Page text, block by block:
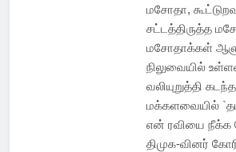
மசோதா,
சட்டத்திருத்த
மசோதாக்கள்
நிலுவையில்
வலியுறுத்தி
மக்களவையில்
என் ரவியை நீக்க
திமுக-வினர்